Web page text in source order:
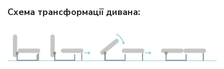
Схема трансформації дивана: